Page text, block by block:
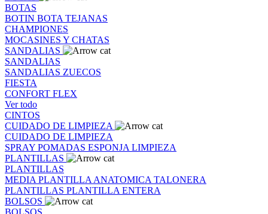
BOTAS
BOTIN BOTA TEJANAS
CHAMPIONES
MOCASINES Y CHATAS
SANDALIAS
SANDALIAS
SANDALIAS ZUECOS
FIESTA
CONFORT FLEX
Ver todo
CINTOS
CUIDADO DE LIMPIEZA
CUIDADO DE LIMPIEZA
SPRAY POMADAS ESPONJA LIMPIEZA
PLANTILLAS
PLANTILLAS
MEDIA PLANTILLA ANATOMICA TALONERA
PLANTILLAS PLANTILLA ENTERA
BOLSOS
BOLSOS